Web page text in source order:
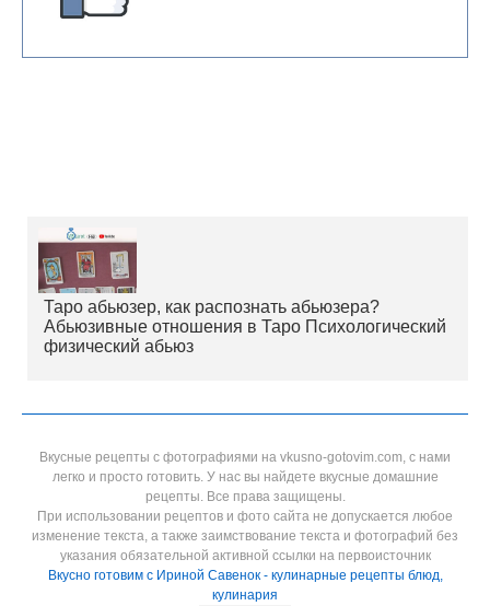
Таро абьюзер, как распознать абьюзера?
Абьюзивные отношения в Таро Психологический
физический абьюз
Вкусные рецепты с фотографиями на vkusno-gotovim.com, с нами
легко и просто готовить. У нас вы найдете вкусные домашние
рецепты. Все права защищены.
При использовании рецептов и фото сайта не допускается любое
изменение текста, а также заимствование текста и фотографий без
указания обязательной активной ссылки на первоисточник
Вкусно готовим с Ириной Савенок - кулинарные рецепты блюд,
кулинария